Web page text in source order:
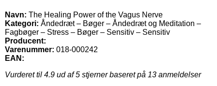
Navn: The Healing Power of the Vagus Nerve
Kategori: Åndedræt – Bøger – Åndedræt og Meditation –
Fagbøger – Stress – Bøger – Sensitiv – Sensitiv
Producent:
Varenummer: 018-000242
EAN:
Vurderet til 4.9 ud af 5 stjerner baseret på 13 anmeldelser